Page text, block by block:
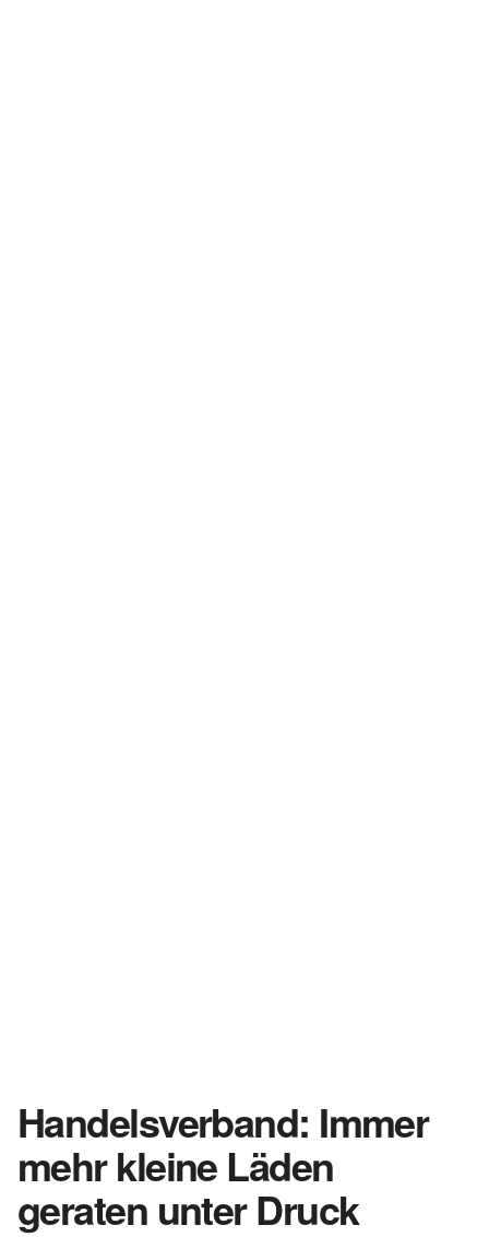
Handelsverband: Immer
mehr kleine Läden
geraten unter Druck